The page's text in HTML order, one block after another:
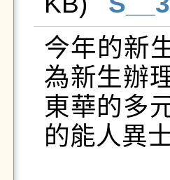
今年的新
為新生辦
東華的多
的能人異